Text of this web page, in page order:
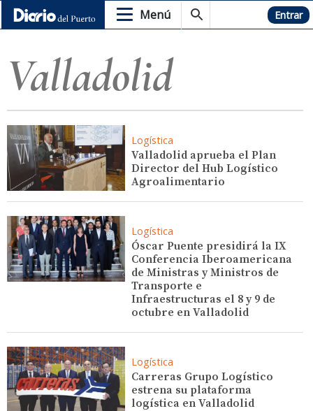
Menú Hemeroteca Entrar
Valladolid
Logística
Valladolid aprueba el Plan
Director del Hub Logístico
Agroalimentario
Logística
Óscar Puente presidirá la IX
Conferencia Iberoamericana
de Ministras y Ministros de
Transporte e
Infraestructuras el 8 y 9 de
octubre en Valladolid
Logística
Carreras Grupo Logístico
estrena su plataforma
logística en Valladolid